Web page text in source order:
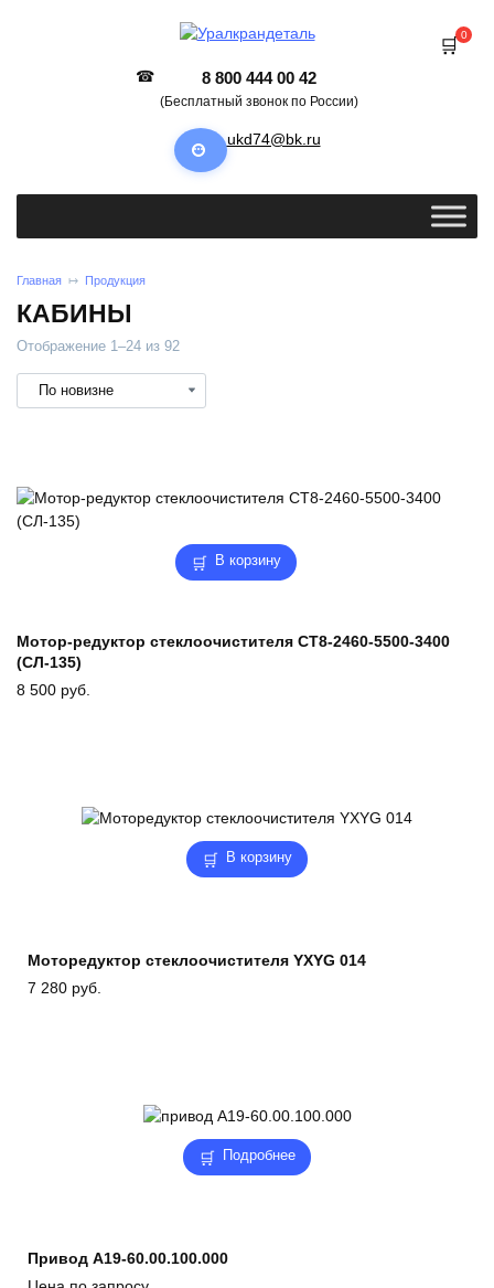
8 800 444 00 42
(Бесплатный звонок по России)
ukd74@bk.ru
0
Главная Продукция
КАБИНЫ
Отображение 1–24 из 92
В корзину
Мотор-редуктор стеклоочистителя СТ8-2460-5500-3400
(СЛ-135)
8 500 руб.
В корзину
Моторедуктор стеклоочистителя YXYG 014
7 280 руб.
Подробнее
Привод А19-60.00.100.000